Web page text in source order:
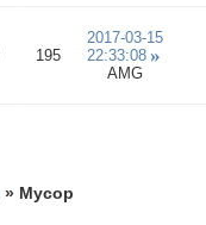
195
2017-03-15
22:33:08
AMG
» Мусор